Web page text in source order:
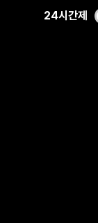
24시간제